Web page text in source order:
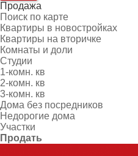
Продажа
Поиск по карте
Квартиры в новостройках
Квартиры на вторичке
Комнаты и доли
Студии
1-комн. кв
2-комн. кв
3-комн. кв
Дома без посредников
Недорогие дома
Участки
Продать